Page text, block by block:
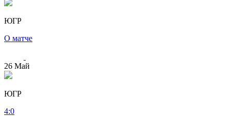
ЮГР
О матче
26 Май
ЮГР
4:0